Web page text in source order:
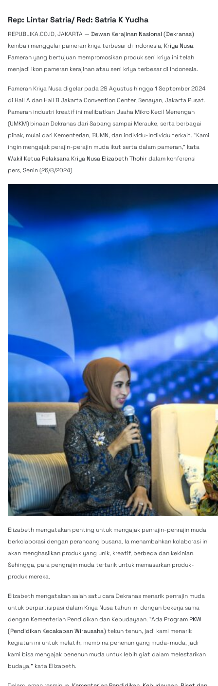
Rep: Lintar Satria/ Red: Satria K Yudha
REPUBLIKA.CO.ID, JAKARTA — Dewan Kerajinan Nasional (Dekranas)
kembali menggelar pameran kriya terbesar di Indonesia, Kriya Nusa.
Pameran yang bertujuan mempromosikan produk seni kriya ini telah
menjadi ikon pameran kerajinan atau seni kriya terbesar di Indonesia.
Pameran Kriya Nusa digelar pada 28 Agustus hingga 1 September 2024
di Hall A dan Hall B Jakarta Convention Center, Senayan, Jakarta Pusat.
Pameran industri kreatif ini melibatkan Usaha Mikro Kecil Menengah
(UMKM) binaan Dekranas dari Sabang sampai Merauke, serta berbagai
pihak, mulai dari Kementerian, BUMN, dan individu-individu terkait. “Kami
ingin mengajak perajin-perajin muda ikut serta dalam pameran,” kata
Wakil Ketua Pelaksana Kriya Nusa Elizabeth Thohir dalam konferensi
pers, Senin (26/8/2024).
Elizabeth mengatakan penting untuk mengajak penrajin-penrajin muda
berkolaborasi dengan perancang busana. Ia menambahkan kolaborasi ini
akan menghasilkan produk yang unik, kreatif, berbeda dan kekinian.
Sehingga, para pengrajin muda tertarik untuk memasarkan produk-
produk mereka.
Elizabeth mengatakan salah satu cara Dekranas menarik penrajin muda
untuk berpartisipasi dalam Kriya Nusa tahun ini dengan bekerja sama
dengan Kementerian Pendidikan dan Kebudayaan. “Ada Program PKW
(Pendidikan Kecakapan Wirausaha) tekun tenun, jadi kami menarik
kegiatan ini untuk melatih, membina penenun yang muda-muda, jadi
kami bisa mengajak penenun muda untuk lebih giat dalam melestarikan
budaya,” kata Elizabeth.